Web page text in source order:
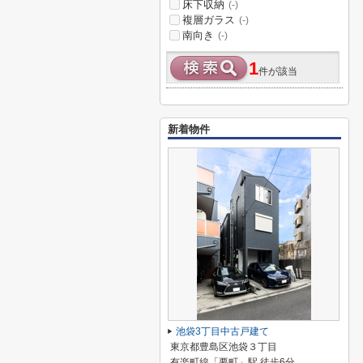
床下収納 (-)
複層ガラス (-)
南向き (-)
1件が該当
新着物件
池袋3丁目中古戸建て
東京都豊島区池袋３丁目